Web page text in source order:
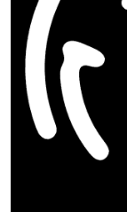
#NEW
#路地裏てぃ
#GH 銘品の所
#Commune H
#ととけん
#LIFESTYLE